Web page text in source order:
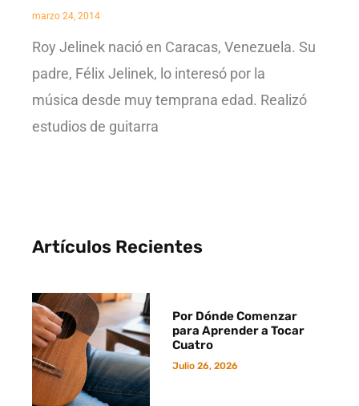
marzo 24, 2014
Roy Jelinek nació en Caracas, Venezuela. Su
padre, Félix Jelinek, lo interesó por la
música desde muy temprana edad. Realizó
estudios de guitarra
Artículos Recientes
Por Dónde Comenzar
para Aprender a Tocar
Cuatro
Julio 26, 2026